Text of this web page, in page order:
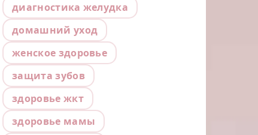
диагностика желудка
домашний уход
женское здоровье
защита зубов
здоровье жкт
здоровье мамы